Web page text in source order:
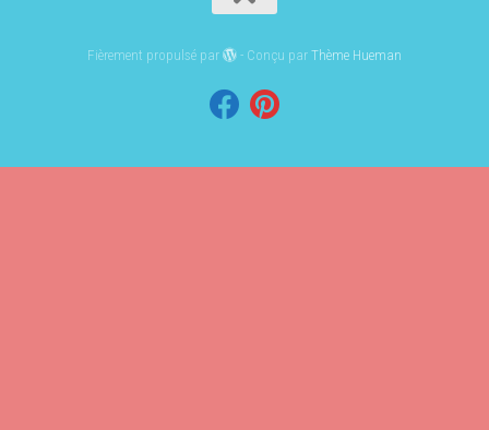
Fièrement propulsé par - Conçu parThème Hueman